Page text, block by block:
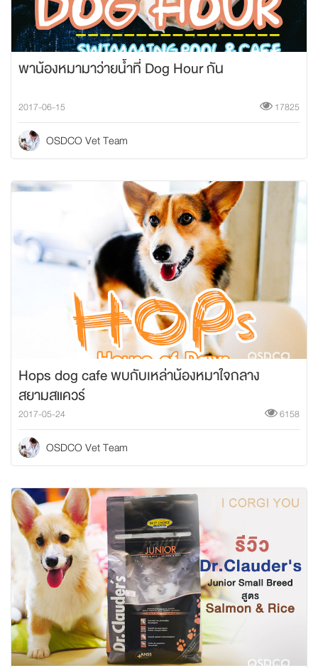
พาน้องหมามาว่ายน้ำที่ Dog Hour กัน
17825
2017-06-15
OSDCO Vet Team
Hops dog cafe พบกับเหล่าน้องหมาใจกลาง
สยามสแควร์
6158
2017-05-24
OSDCO Vet Team